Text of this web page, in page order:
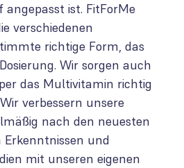
angepasst ist. FitForMe
verschiedenen
richtige Form, das
Wir sorgen auch
das Multivitamin richtig
verbessern unsere
nach den neuesten
und
mit unseren eigenen